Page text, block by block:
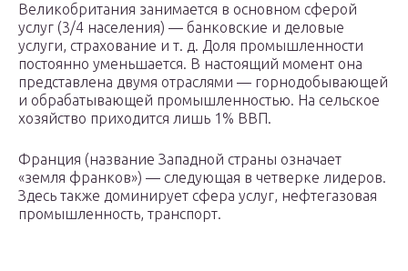
Великобритания занимается в основном сферой
услуг (3/4 населения) — банковские и деловые
услуги, страхование и т. д. Доля промышленности
постоянно уменьшается. В настоящий момент она
представлена двумя отраслями — горнодобывающей
и обрабатывающей промышленностью. На сельское
хозяйство приходится лишь 1% ВВП.
Франция (название Западной страны означает
«земля франков») — следующая в четверке лидеров.
Здесь также доминирует сфера услуг, нефтегазовая
промышленность, транспорт.